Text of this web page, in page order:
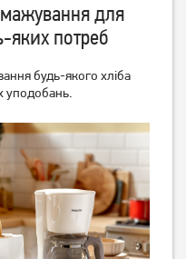
Тостер Ardesto T-
800 Вт
329грн
059грн
для
яких потреб
будь-якого хліба
уподобань.